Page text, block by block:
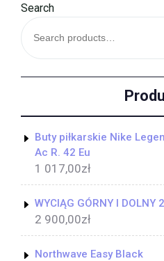
Search
Buty piłkarskie Nike
Ac R. 42 Eu
1 017,00zł
WYCIĄG GÓRNY I DOLNY
2 900,00zł
Northwave Easy Black